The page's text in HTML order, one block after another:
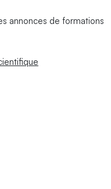
annonces de formations